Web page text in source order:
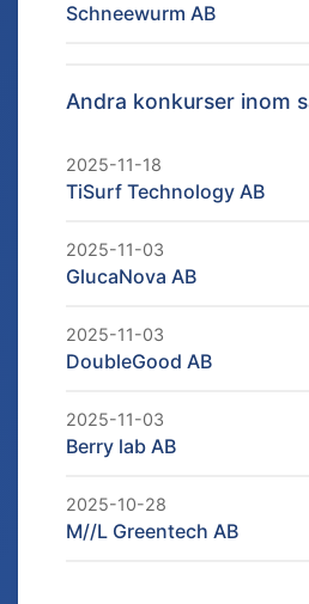
Schneewurm AB
Andra konkurser inom
2025-11-18
TiSurf Technology AB
2025-11-03
GlucaNova AB
2025-11-03
DoubleGood AB
2025-11-03
Berry lab AB
2025-10-28
M//L Greentech AB